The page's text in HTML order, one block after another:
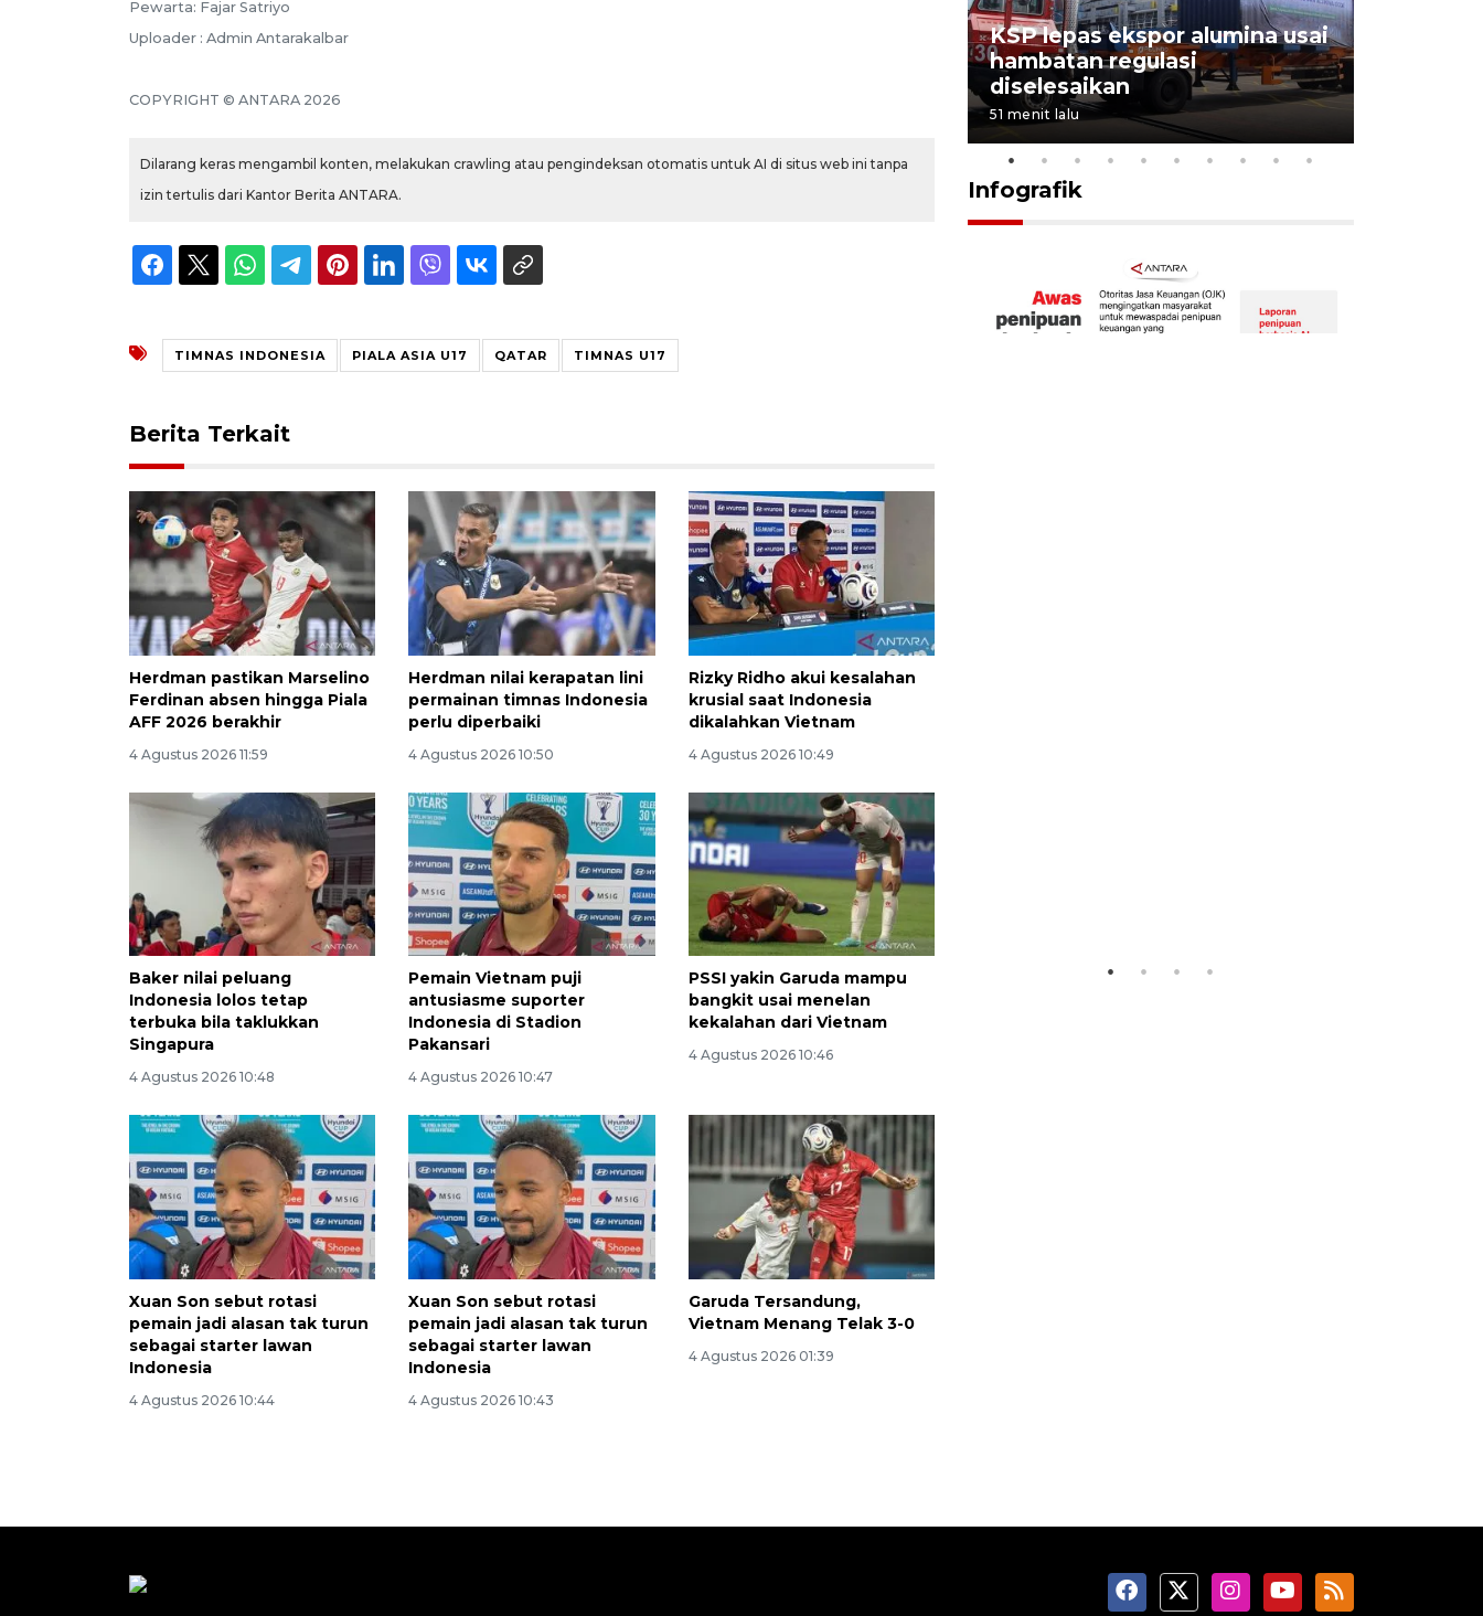
Pewarta: Fajar Satriyo
Uploader : Admin Antarakalbar
COPYRIGHT © ANTARA 2026
Dilarang keras mengambil konten, melakukan crawling atau pengindeksan otomatis untuk AI di situs web ini tanpa
izin tertulis dari Kantor Berita ANTARA.
TIMNAS INDONESIA PIALA ASIA U17 QATAR TIMNAS U17
Berita Terkait
Herdman pastikan Marselino
Ferdinan absen hingga Piala
AFF 2026 berakhir
4 Agustus 2026 11:59
Herdman nilai kerapatan lini
permainan timnas Indonesia
perlu diperbaiki
4 Agustus 2026 10:50
Rizky Ridho akui kesalahan
krusial saat Indonesia
dikalahkan Vietnam
4 Agustus 2026 10:49
Baker nilai peluang
Indonesia lolos tetap
terbuka bila taklukkan
Singapura
4 Agustus 2026 10:48
Pemain Vietnam puji
antusiasme suporter
Indonesia di Stadion
Pakansari
4 Agustus 2026 10:47
PSSI yakin Garuda mampu
bangkit usai menelan
kekalahan dari Vietnam
4 Agustus 2026 10:46
Xuan Son sebut rotasi
pemain jadi alasan tak turun
sebagai starter lawan
Indonesia
4 Agustus 2026 10:44
Xuan Son sebut rotasi
pemain jadi alasan tak turun
sebagai starter lawan
Indonesia
4 Agustus 2026 10:43
Garuda Tersandung,
Vietnam Menang Telak 3-0
4 Agustus 2026 01:39
KSP lepas ekspor alumina usai
hambatan regulasi
diselesaikan
51 menit lalu
Infografik
Ekspedisi Rupiah Berdaulat
2026 sambangi Papua
2026-08-06 13:15:00